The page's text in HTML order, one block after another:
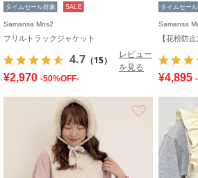
タイムセール対象 SALE
Samansa Mos2
フリルトラックジャケット
4.7 （15）
レビュー
を見る
¥2,970 -50%OFF-
タイムセー
Samansa
【花粉防
¥4,895